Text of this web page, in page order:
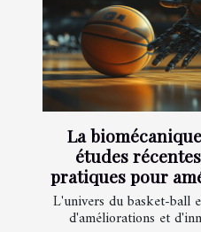
La
études
pratiques pour
L'univers du basket-ball
d'améliorations et